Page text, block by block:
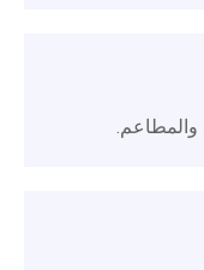
والمطاعم.